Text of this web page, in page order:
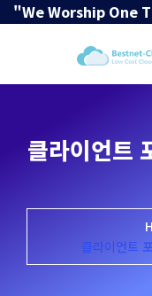
"We Worship One
클라이언트
클라이언트